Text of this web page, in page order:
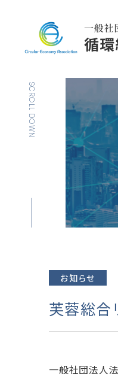
SCROLL DOWN
お知らせ
芙蓉総合
一般社団法人